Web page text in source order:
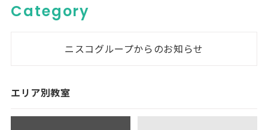
Category
ニスコグループからのお知らせ
エリア別教室